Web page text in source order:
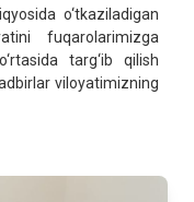
o‘tkaziladigan
fuqarolarimizga
targ‘ib qilish
viloyatimizning